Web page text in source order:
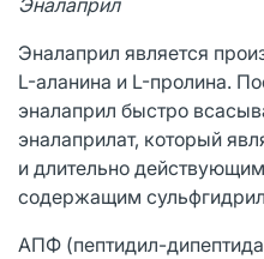
Эналаприл является
L-аланина и L-пролина.
эналаприл быстро
эналаприлат, который
и длительно
содержащим
АПФ (пептидил-